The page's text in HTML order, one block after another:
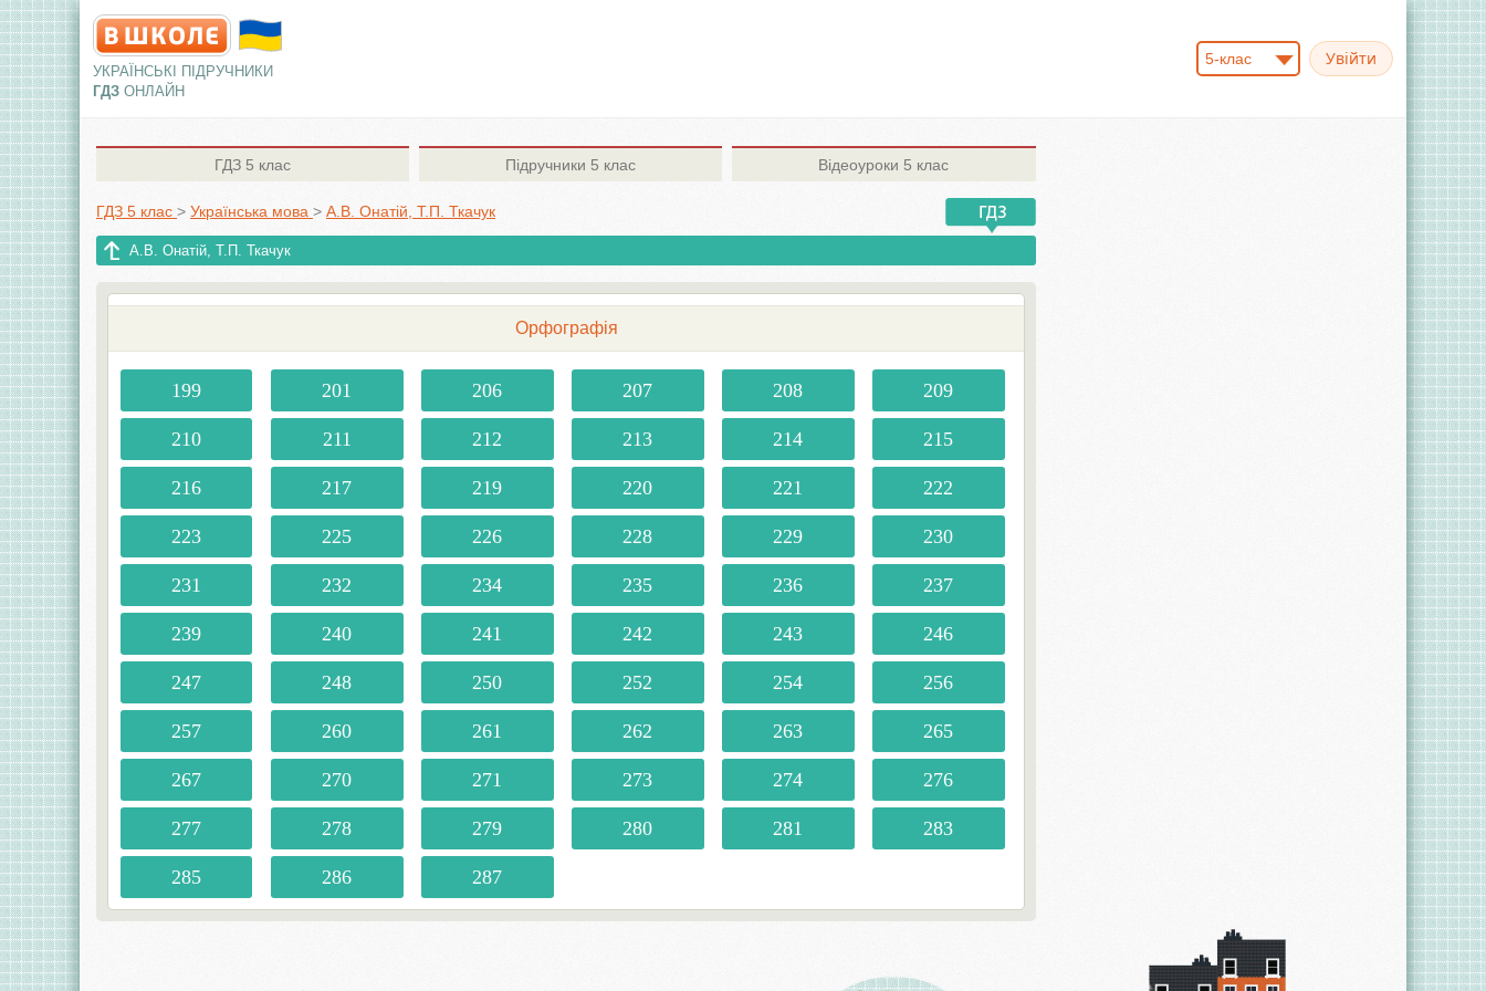
УКРАЇНСЬКІ ПІДРУЧНИКИ
ГДЗ ОНЛАЙН
5-клас
ГДЗ 5 клас Підручники 5 клас Відеоуроки 5 клас
ГДЗ 5 клас > Українська мова > А.В. Онатій, Т.П. Ткачук
А.В. Онатій, Т.П. Ткачук
Орфографія
199 201 206 207 208 209
210 211 212 213 214 215
216 217 219 220 221 222
223 225 226 228 229 230
231 232 234 235 236 237
239 240 241 242 243 246
247 248 250 252 254 256
257 260 261 262 263 265
267 270 271 273 274 276
277 278 279 280 281 283
285 286 287